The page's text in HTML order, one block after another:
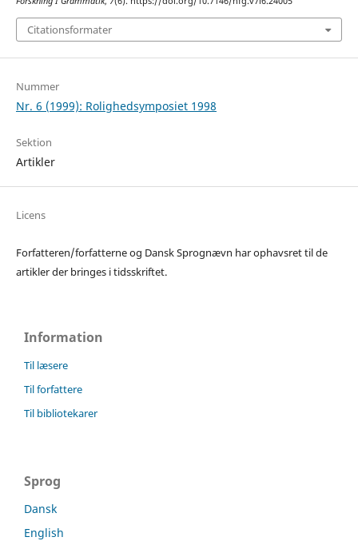
Citationsformater
Nummer
Nr. 6 (1999): Rolighedsymposiet 1998
Sektion
Artikler
Licens
Forfatteren/forfatterne og Dansk Sprognævn har ophavsret til de
artikler der bringes i tidsskriftet.
Information
Til læsere
Til forfattere
Til bibliotekarer
Sprog
Dansk
English